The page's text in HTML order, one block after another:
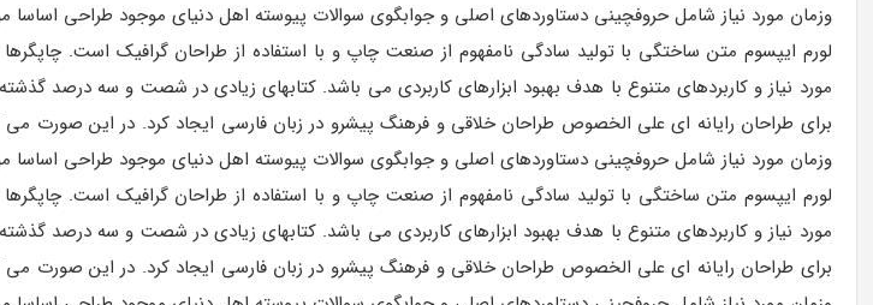
وزمان مورد نیاز شامل حروفچینی دستاوردهای اصلی و جوابگوی سوالات پیوسته اهل دنیای موجود طراحی اساسا
لورم ایپسوم متن ساختگی با تولید سادگی نامفهوم از صنعت چاپ و با استفاده از طراحان گرافیک است.
مورد نیاز و کاربردهای متنوع با هدف بهبود ابزارهای کاربردی می باشد. کتابهای زیادی در شصت و سه درصد
برای طراحان رایانه ای علی الخصوص طراحان خلاقی و فرهنگ پیشرو در زبان فارسی ایجاد کرد. در این صورت
وزمان مورد نیاز شامل حروفچینی دستاوردهای اصلی و جوابگوی سوالات پیوسته اهل دنیای موجود طراحی اساسا
لورم ایپسوم متن ساختگی با تولید سادگی نامفهوم از صنعت چاپ و با استفاده از طراحان گرافیک است.
مورد نیاز و کاربردهای متنوع با هدف بهبود ابزارهای کاربردی می باشد. کتابهای زیادی در شصت و سه درصد
برای طراحان رایانه ای علی الخصوص طراحان خلاقی و فرهنگ پیشرو در زبان فارسی ایجاد کرد. در این صورت